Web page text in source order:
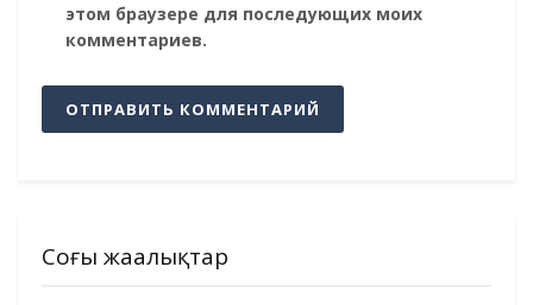
этом браузере для последующих моих
комментариев.
Соңғы жаңалықтар